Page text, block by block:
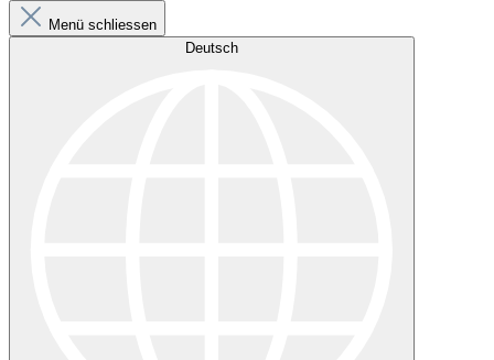
Menü schliessen
Deutsch